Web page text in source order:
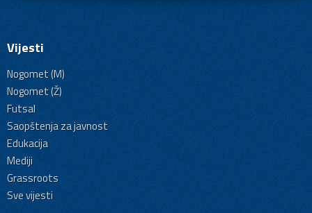
Vijesti
Nogomet (M)
Nogomet (Ž)
Futsal
Saopštenja za javnost
Edukacija
Mediji
Grassroots
Sve vijesti